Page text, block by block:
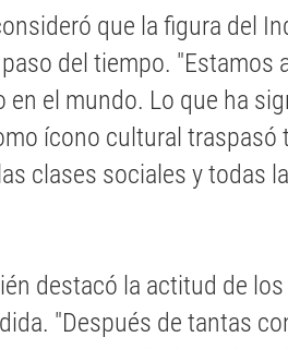
que la figura del
del tiempo. "Estamos
en el mundo. Lo que ha
ícono cultural traspasó
clases sociales y todas
destacó la actitud de
"Después de tantas